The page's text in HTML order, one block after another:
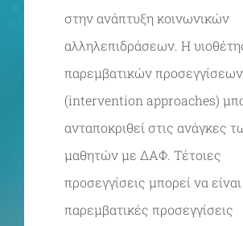
στην ανάπτυξη κοινωνικών
αλληλεπιδράσεων. Η
παρεμβατικών προσεγγίσεων
(intervention approaches)
ανταποκριθεί στις ανάγκες
μαθητών με ΔΑΦ. Τέτοιες
προσεγγίσεις μπορεί να είναι
παρεμβατικές προσεγγίσεις